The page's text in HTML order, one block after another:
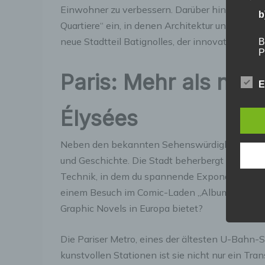
Einwohner zu verbessern. Darüber hinaus
Quartiere“ ein, in denen Architektur und Natur
neue Stadtteil Batignolles, der innovative
Paris: Mehr als nur
Élysées
Neben den bekannten Sehenswürdigkeiten
und Geschichte. Die Stadt beherbergt das
Technik, in dem du spannende Exponate wie
einem Besuch im Comic-Laden „Album
Graphic Novels in Europa bietet?
Die Pariser Metro, eines der ältesten U-
kunstvollen Stationen ist sie nicht nur ein